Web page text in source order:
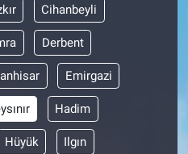
Cihanbeyli
Derbent
Emirgazi
Hadim
Hüyük Ilgın